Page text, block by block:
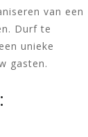
van een
Durf te
unieke
gasten.